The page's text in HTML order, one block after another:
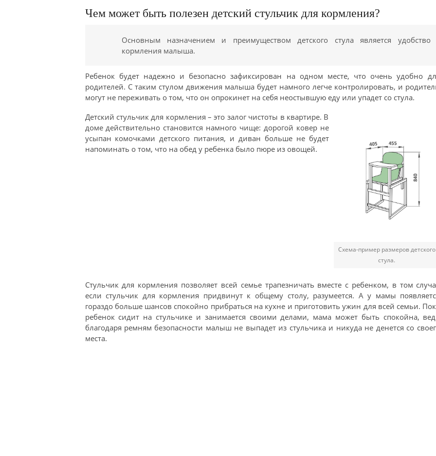
Чем может быть полезен детский стульчик для кормления?
Основным назначением и преимуществом детского стула является удобство
кормления малыша.
Ребенок будет надежно и безопасно зафиксирован на одном месте, что очень удобно
родителей. С таким стулом движения малыша будет намного легче контролировать, и
могут не переживать о том, что он опрокинет на себя неостывшую еду или упадет со стула.
Схема-пример размеров детского
стула.
Детский стульчик для кормления – это залог чистоты в квартире. В
доме действительно становится намного чище: дорогой ковер не
усыпан комочками детского питания, и диван больше не будет
напоминать о том, что на обед у ребенка было пюре из овощей.
Стульчик для кормления позволяет всей семье трапезничать вместе с ребенком, в том
если стульчик для кормления придвинут к общему столу, разумеется. А у мамы
гораздо больше шансов спокойно прибраться на кухне и приготовить ужин для всей семьи.
ребенок сидит на стульчике и занимается своими делами, мама может быть спокойна,
благодаря ремням безопасности малыш не выпадет из стульчика и никуда не денется со
места.